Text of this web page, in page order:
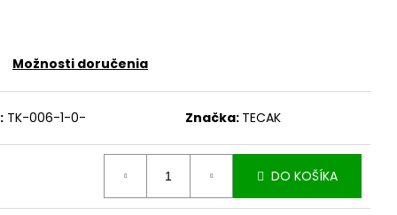
Možnosti doručenia
TK-006-1-0- Značka: TECAK
DO KOŠÍKA
15